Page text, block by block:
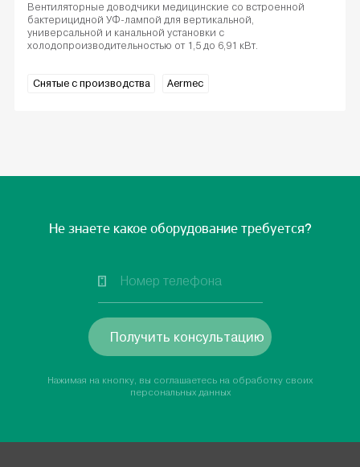
Вентиляторные доводчики медицинские со встроенной
бактерицидной УФ-лампой для вертикальной,
универсальной и канальной установки с
холодопроизводительностью от 1,5 до 6,91 кВт.
Снятые с производства Aermec
Не знаете какое оборудование требуется?
Получить консультацию
Нажимая на кнопку, вы соглашаетесь на обработку своих
персональных данных